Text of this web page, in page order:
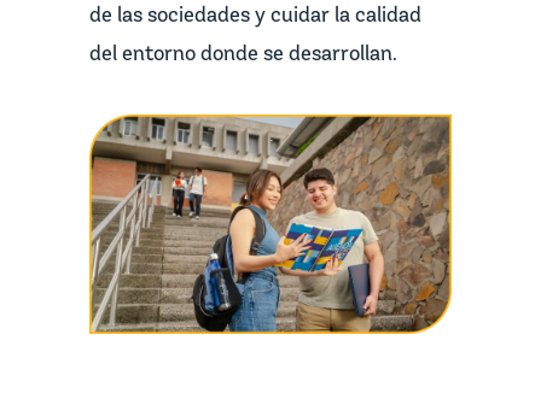
de las sociedades y cuidar la calidad
del entorno donde se desarrollan.